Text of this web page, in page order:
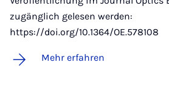
zugänglich gelesen werden:
https://doi.org/10.1364/OE.578108
Mehr erfahren